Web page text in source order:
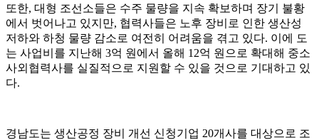
또한, 대형 조선소들은 수주 물량을 지속 확보하며 장기 불황
에서 벗어나고 있지만, 협력사들은 노후 장비로 인한 생산성
저하와 하청 물량 감소로 여전히 어려움을 겪고 있다. 이에 도
는 사업비를 지난해 3억 원에서 올해 12억 원으로 확대해 중소
사외협력사를 실질적으로 지원할 수 있을 것으로 기대하고 있
다.
경남도는 생산공정 장비 개선 신청기업 20개사를 대상으로 조